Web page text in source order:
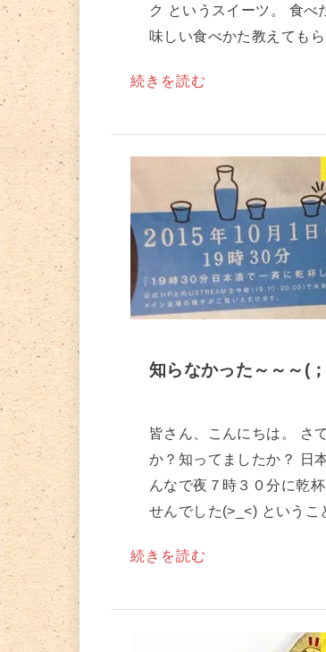
ク というスイーツ。 食べ
味しい食べかた教えても
続きを読む
知らなかった～～～(
皆さん、こんにちは。 さ
か？知ってましたか？ 日
んなで夜７時３０分に乾
せんでした(>_<) というこ
続きを読む